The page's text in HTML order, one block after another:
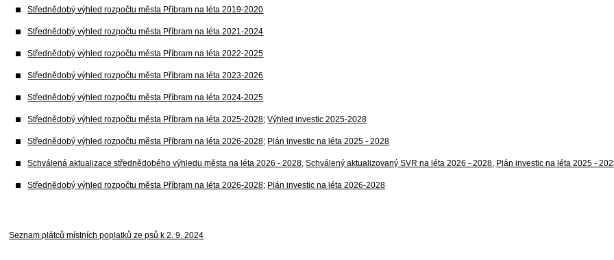
Střednědobý výhled rozpočtu města Příbram na léta 2019-2020
Střednědobý výhled rozpočtu města Příbram na léta 2021-2024
Střednědobý výhled rozpočtu města Příbram na léta 2022-2025
Střednědobý výhled rozpočtu města Příbram na léta 2023-2026
Střednědobý výhled rozpočtu města Příbram na léta 2024-2025
Střednědobý výhled rozpočtu města Příbram na léta 2025-2028;Výhled investic 2025-2028
Střednědobý výhled rozpočtu města Příbram na léta 2026-2028; Plán investic na léta 2025 - 2028
Schválená aktualizace střednědobého výhledu města na léta 2026 - 2028,Schválený aktualizovaný SVR na léta 2026 - 2028, Plán investic na léta 2025 -
Střednědobý výhled rozpočtu města Příbram na léta 2026-2028; Plán investic na léta 2026-2028
Seznam plátců místních poplatků ze psů k 2. 9. 2024